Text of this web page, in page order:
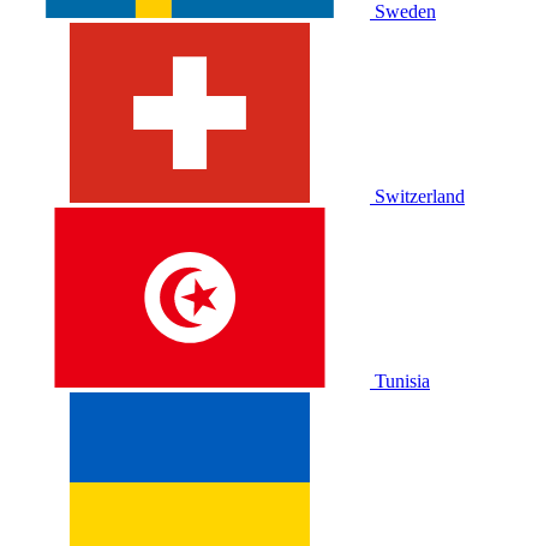
Sweden
Switzerland
Tunisia